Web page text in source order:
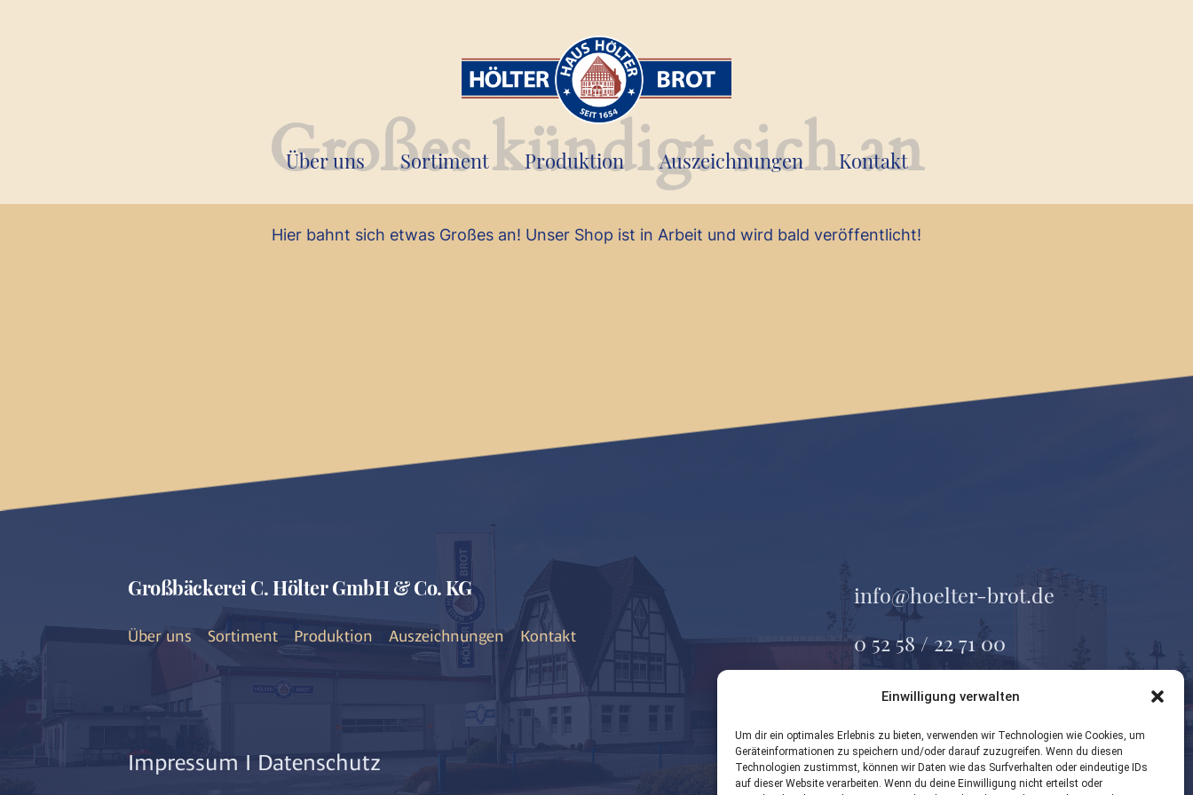
Einwilligung verwalten
Um dir ein optimales Erlebnis zu bieten, verwenden wir Technologien wie Cookies, um
Geräteinformationen zu speichern und/oder darauf zuzugreifen. Wenn du diesen
Technologien zustimmst, können wir Daten wie das Surfverhalten oder eindeutige IDs
auf dieser Website verarbeiten. Wenn du deine Einwilligung nicht erteilst oder
Über uns Sortiment Produktion Auszeichnungen Kontakt
Großes kündigt sich an
Hier bahnt sich etwas Großes an! Unser Shop ist in Arbeit und wird bald veröffentlicht!
Großbäckerei C. Hölter GmbH & Co. KG
Über uns Sortiment Produktion Auszeichnungen Kontakt
Impressum I Datenschutz
info@hoelter-brot.de
0 52 58 / 22 71 00
Geseker Straße 37
33154 Salzkotten